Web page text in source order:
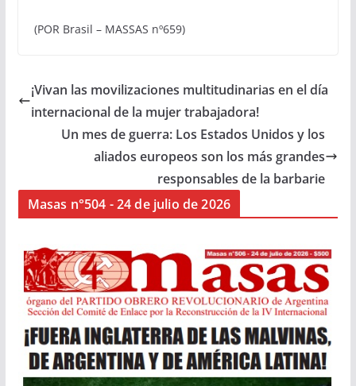
(POR Brasil – MASSAS nº659)
¡Vivan las movilizaciones multitudinarias en el día
internacional de la mujer trabajadora!
Un mes de guerra: Los Estados Unidos y los
aliados europeos son los más grandes
responsables de la barbarie
Masas n°504 - 24 de julio de 2026